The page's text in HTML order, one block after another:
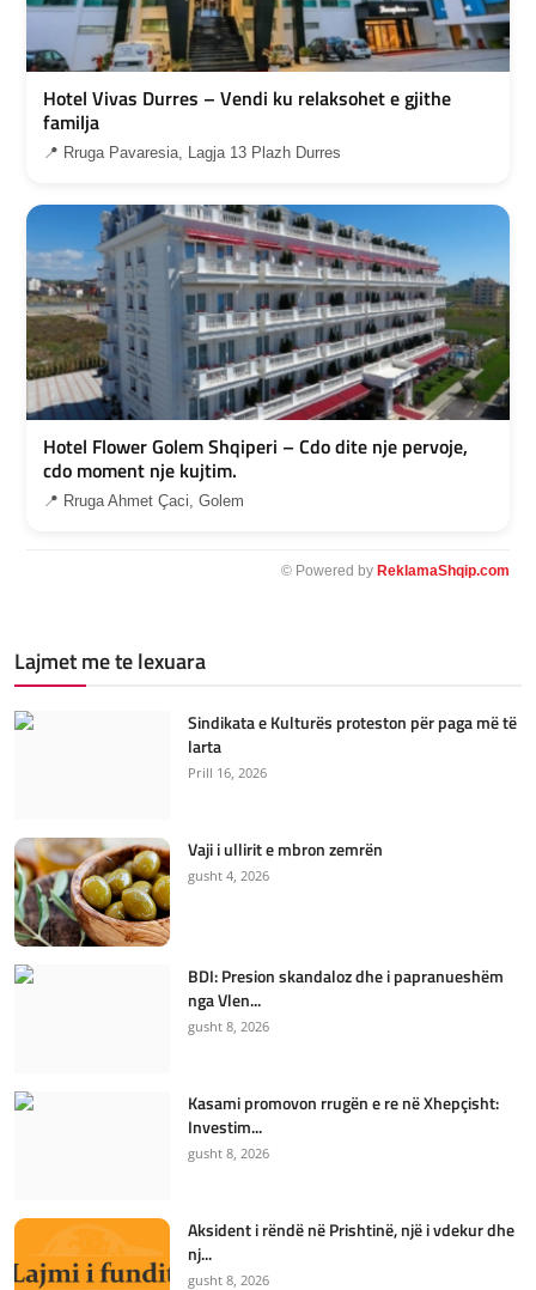
Hotel Vivas Durres – Vendi ku relaksohet e gjithe
familja
📍 Rruga Pavaresia, Lagja 13 Plazh Durres
Hotel Flower Golem Shqiperi – Cdo dite nje pervoje,
cdo moment nje kujtim.
📍 Rruga Ahmet Çaci, Golem
© Powered by ReklamaShqip.com
Lajmet me te lexuara
Sindikata e Kulturës proteston për paga më të
larta
Prill 16, 2026
Vaji i ullirit e mbron zemrën
gusht 4, 2026
BDI: Presion skandaloz dhe i papranueshëm
nga Vlen...
gusht 8, 2026
Kasami promovon rrugën e re në Xhepçisht:
Investim...
gusht 8, 2026
Aksident i rëndë në Prishtinë, një i vdekur dhe
nj...
gusht 8, 2026